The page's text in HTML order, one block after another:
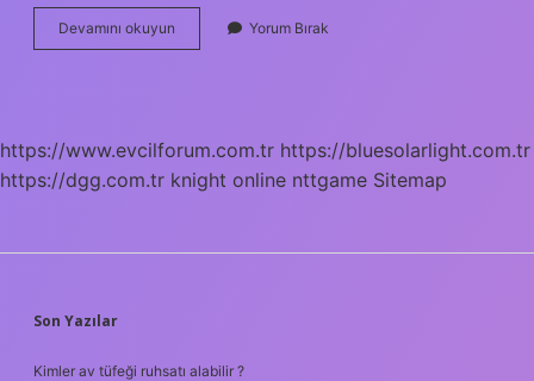
Devamını okuyun Dondurulmuş
Bezelye
Yorum Bırak
https://www.evcilforum.com.tr https://bluesolarlight.com.tr
https://dgg.com.tr knight online nttgame Sitemap
SIDEBAR
Son Yazılar
Kimler av tüfeği ruhsatı alabilir ?